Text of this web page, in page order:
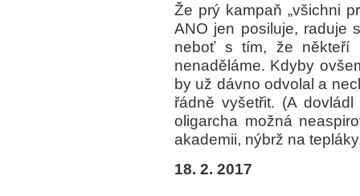
Že prý kampaň „všichni
ANO jen posiluje, raduje
neboť s tím, že někteří
nenaděláme. Kdyby
by už dávno odvolal a
řádně vyšetřit. (A
oligarcha možná
akademii, nýbrž na
18. 2. 2017